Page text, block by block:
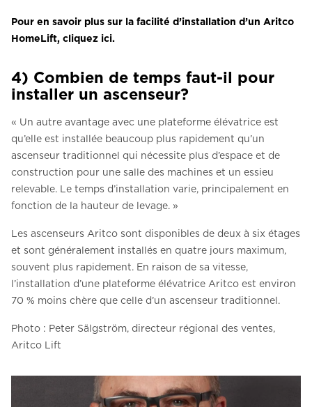
Pour en savoir plus sur la facilité d’installation d’un Aritco
HomeLift, cliquez ici.
4) Combien de temps faut-il pour
installer un ascenseur?
« Un autre avantage avec une plateforme élévatrice est
qu’elle est installée beaucoup plus rapidement qu’un
ascenseur traditionnel qui nécessite plus d’espace et de
construction pour une salle des machines et un essieu
relevable. Le temps d’installation varie, principalement en
fonction de la hauteur de levage. »
Les ascenseurs Aritco sont disponibles de deux à six étages
et sont généralement installés en quatre jours maximum,
souvent plus rapidement. En raison de sa vitesse,
l’installation d’une plateforme élévatrice Aritco est environ
70 % moins chère que celle d’un ascenseur traditionnel.
Photo : Peter Sälgström, directeur régional des ventes,
Aritco Lift